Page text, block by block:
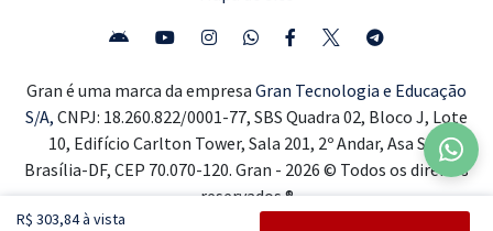
R$ 303,84 à vista
Gran é uma marca da empresa Gran Tecnologia e Educação
S/A, CNPJ: 18.260.822/0001-77, SBS Quadra 02, Bloco J, Lote
10, Edifício Carlton Tower, Sala 201, 2º Andar, Asa Sul,
Brasília-DF, CEP 70.070-120. Gran - 2026 © Todos os direitos
reservados ®